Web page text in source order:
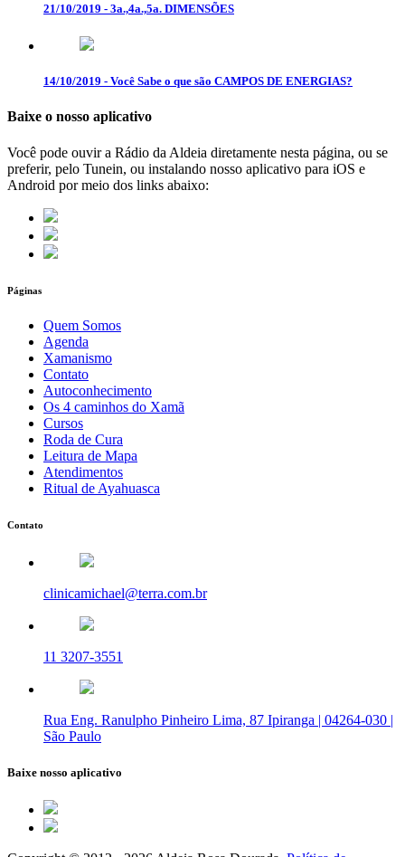
21/10/2019 - 3a.,4a.,5a. DIMENSÕES
14/10/2019 - Você Sabe o que são CAMPOS DE ENERGIAS?
Baixe o nosso aplicativo
Você pode ouvir a Rádio da Aldeia diretamente nesta página, ou se
preferir, pelo Tunein, ou instalando nosso aplicativo para iOS e
Android por meio dos links abaixo:
Páginas
Quem Somos
Agenda
Xamanismo
Contato
Autoconhecimento
Os 4 caminhos do Xamã
Cursos
Roda de Cura
Leitura de Mapa
Atendimentos
Ritual de Ayahuasca
Contato
clinicamichael@terra.com.br
11 3207-3551
Rua Eng. Ranulpho Pinheiro Lima, 87 Ipiranga | 04264-030 |
São Paulo
Baixe nosso aplicativo